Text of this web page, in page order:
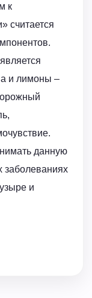
к
считается
и лимоны –
данную
заболеваниях
и